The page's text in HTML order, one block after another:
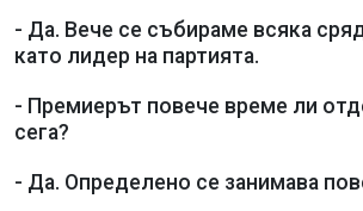
- Да. Вече се събираме всяка
като лидер на партията.
- Премиерът повече време ли
сега?
- Да. Определено се занимава